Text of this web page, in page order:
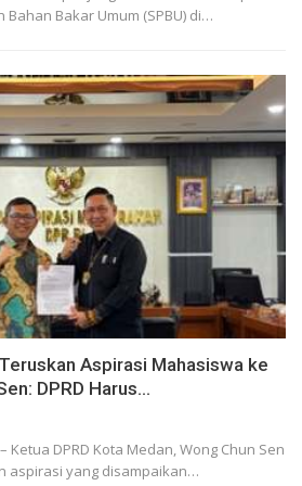
Bakar Umum (SPBU) di…
Aspirasi Mahasiswa ke
DPRD Harus…
Ketua DPRD Kota Medan, Wong Chun Sen
aspirasi yang disampaikan…